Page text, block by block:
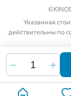
Указанная
действительны по
Товарные